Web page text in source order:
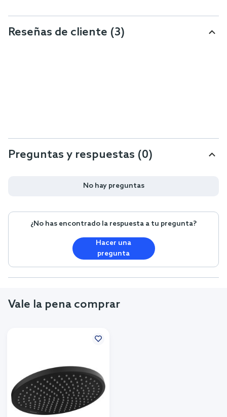
Reseñas de cliente (3)
Preguntas y respuestas (0)
No hay preguntas
¿No has encontrado la respuesta a tu pregunta?
Hacer una
pregunta
Vale la pena comprar